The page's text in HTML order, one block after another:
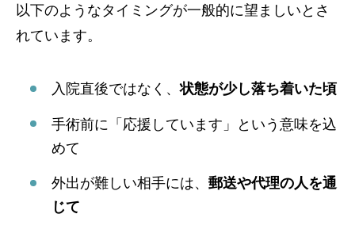
以下のようなタイミングが一般的に望ましいとさ
れています。
入院直後ではなく、状態が少し落ち着いた頃
手術前に「応援しています」という意味を込
めて
外出が難しい相手には、 郵送や代理の人を通
じて